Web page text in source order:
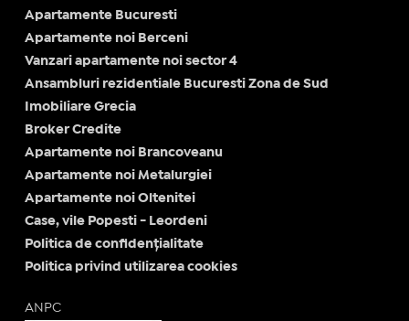
Apartamente Bucuresti
Apartamente noi Berceni
Vanzari apartamente noi sector 4
Ansambluri rezidentiale Bucuresti Zona de Sud
Imobiliare Grecia
Broker Credite
Apartamente noi Brancoveanu
Apartamente noi Metalurgiei
Apartamente noi Oltenitei
Case, vile Popesti - Leordeni
Politica de confidențialitate
Politica privind utilizarea cookies
ANPC